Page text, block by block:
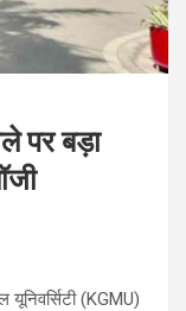
पर बड़ा
(KGMU)